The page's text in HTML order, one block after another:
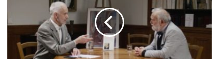
un
Pasteur
chrétien